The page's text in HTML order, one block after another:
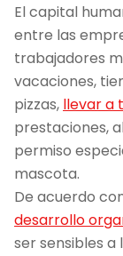
El capital
entre las
trabajadores
vacaciones,
pizzas, llevar a
prestaciones,
permiso
mascota.
De acuerdo
desarrollo
ser sensibles a